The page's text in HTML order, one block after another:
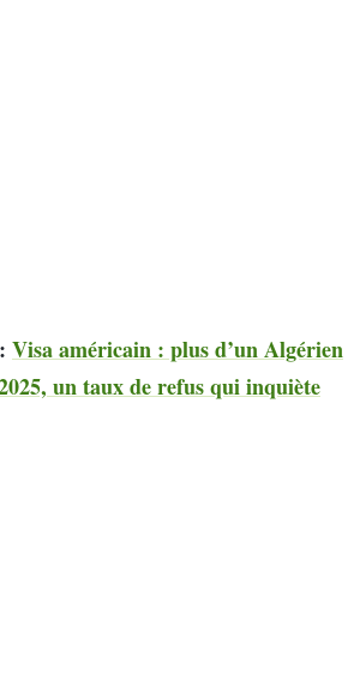
Visa américain : plus d’un Algérien
un taux de refus qui inquiète